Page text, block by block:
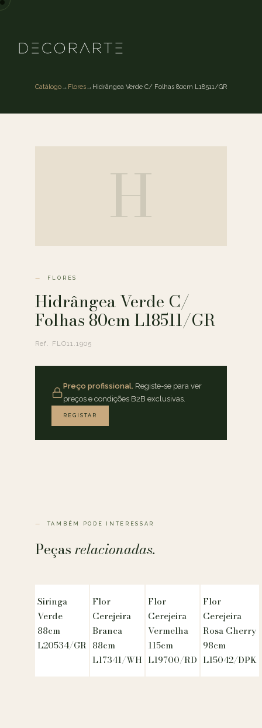
Catálogo→ Flores→ Hidrângea Verde C/ Folhas 80cm L18511/GR
H
FLORES
Hidrângea Verde C/
Folhas 80cm L18511/GR
Ref. FLO11.1905
Preço profissional. Registe-se para ver
preços e condições B2B exclusivas.
REGISTAR
TAMBÉM PODE INTERESSAR
Peçasrelacionadas.
Siringa
Verde
88cm
L20534/GR
Flor
Cerejeira
Branca
88cm
L17341/WH
Flor
Cerejeira
Vermelha
115cm
L19700/RD
Flor
Cerejeira
Rosa Cherry
98cm
L15042/DPK